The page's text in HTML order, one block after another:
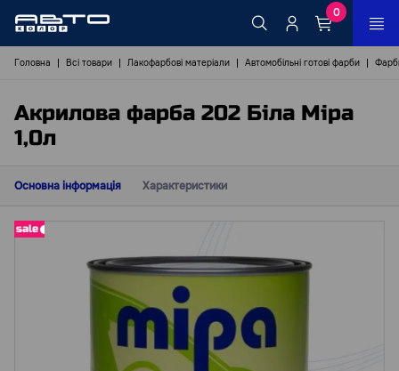
0
Головна Всі товари Лакофарбові матеріали Автомобільні готові фарби
Акрилова фарба 202 Біла Міра
1,0л
Основна інформація Характеристики
sale